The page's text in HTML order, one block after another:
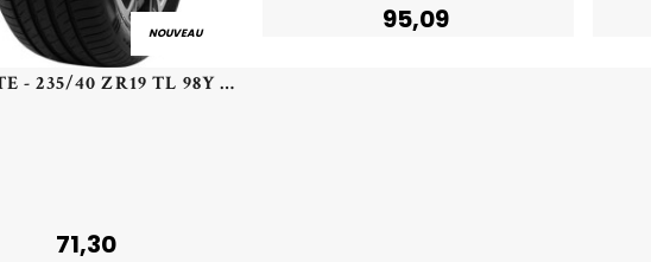
NOUVEAU
DELINTE - 235/40 ZR19 TL 98Y DELINTE DS2 XL - 2354019 - BBB
71,30
95,09